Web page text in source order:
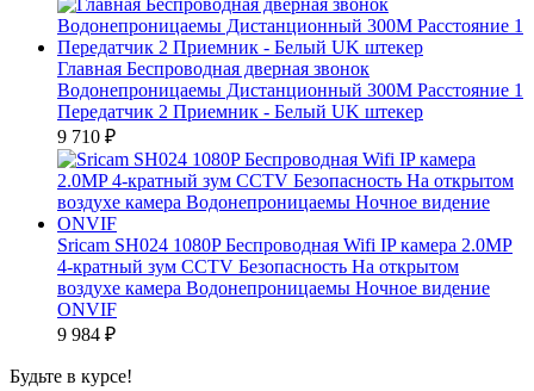
Главная Беспроводная дверная звонок
Водонепроницаемы Дистанционный 300M Расстояние 1
Передатчик 2 Приемник - Белый UK штекер
9 710 ₽
Sricam SH024 1080P Беспроводная Wifi IP камера 2.0MP
4-кратный зум CCTV Безопасность На открытом
воздухе камера Водонепроницаемы Ночное видение
ONVIF
9 984 ₽
Будьте в курсе!